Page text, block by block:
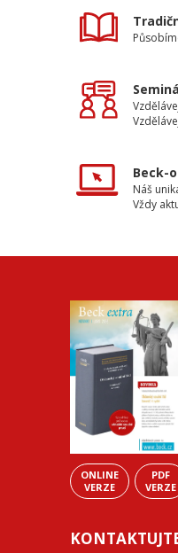
Beck-
Náš
Vždy
ONLINE
VERZE
PDF
VERZE